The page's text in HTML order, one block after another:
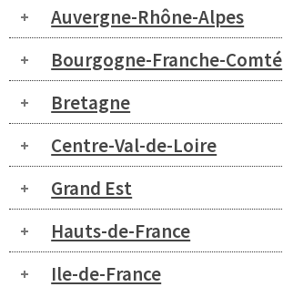
Auvergne-Rhône-Alpes
Bourgogne-Franche-Comté
Bretagne
Centre-Val-de-Loire
Grand Est
Hauts-de-France
Ile-de-France